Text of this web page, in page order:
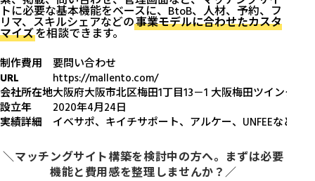
トに必要な基本機能をベースに、BtoB、人材、予約、フ
リマ、スキルシェアなどの事業モデルに合わせたカスタ
マイズを相談できます。
制作費用
要問い合わせ
URL
https://mallento.com/
会社所在地大阪府大阪市北区梅田1丁目13－1 大阪梅田ツインタワ
設立年
2020年4月24日
実績詳細
イベサポ、キイチサポート、アルケー、UNFEEなど
＼マッチングサイト構築を検討中の方へ。まずは必要
機能と費用感を整理しませんか？／